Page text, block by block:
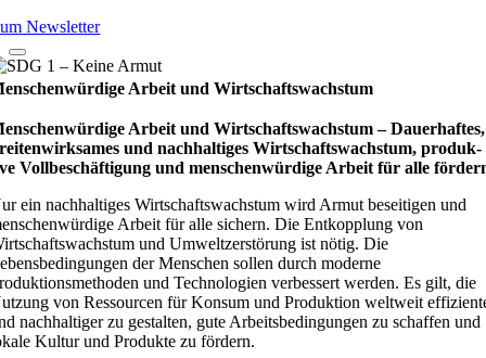
Newsletter
Arbeit und Wirtschaftswachstum
Arbeit und Wirtschaftswachstum – Dau­e­r­haf­tes,
und nach­hal­ti­ges Wirt­schafts­wachs­tum, pro­duk­
Vollbe­schäf­ti­gung und men­schen­wür­dige Arbeit für alle
ein nachhaltiges Wirtschaftswachstum wird Armut beseitigen und
Arbeit für alle sichern. Die Entkopplung von
und Umweltzerstörung ist nötig. Die
der Menschen sollen durch moderne
und Technologien verbessert werden. Es gilt, die
von Ressourcen für Konsum und Produktion weltweit
nachhaltiger zu gestalten, gute Arbeitsbedingungen zu schaffen und
Kultur und Produkte zu fördern.